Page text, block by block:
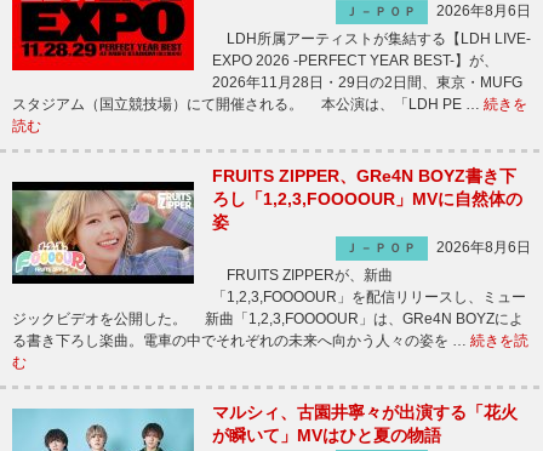
Ｊ－ＰＯＰ
2026年8月6日
LDH所属アーティストが集結する【LDH LIVE-
EXPO 2026 -PERFECT YEAR BEST-】が、
2026年11月28日・29日の2日間、東京・MUFG
スタジアム（国立競技場）にて開催される。 本公演は、「LDH PE … 続きを
読む
FRUITS ZIPPER、GRe4N BOYZ書き下
ろし「1,2,3,FOOOOUR」MVに自然体の
姿
Ｊ－ＰＯＰ
2026年8月6日
FRUITS ZIPPERが、新曲
「1,2,3,FOOOOUR」を配信リリースし、ミュー
ジックビデオを公開した。 新曲「1,2,3,FOOOOUR」は、GRe4N BOYZによ
る書き下ろし楽曲。電車の中でそれぞれの未来へ向かう人々の姿を … 続きを読
む
マルシィ、古園井寧々が出演する「花火
が瞬いて」MVはひと夏の物語